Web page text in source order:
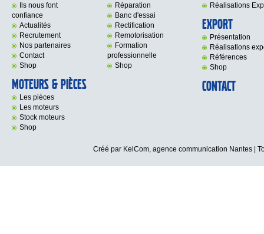
Ils nous font
confiance
Actualités
Recrutement
Nos partenaires
Contact
Shop
Moteurs & Pièces
Les pièces
Les moteurs
Stock moteurs
Shop
Réparation
Banc d'essai
Rectification
Remotorisation
Formation
professionnelle
Shop
Réalisations
Export
Présentation
Réalisations
Références
Shop
Contact
Créé par KelCom, agence communication Nantes |